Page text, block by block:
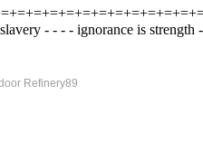
- - - - ignorance is strength -
Refinery89